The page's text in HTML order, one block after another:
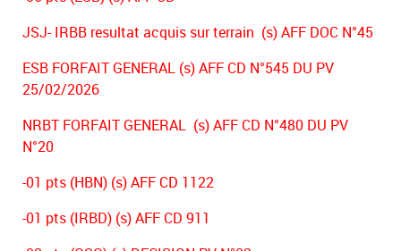
JSJ- IRBB resultat acquis sur terrain (s) AFF DOC N°45
ESB FORFAIT GENERAL (s) AFF CD N°545 DU PV
25/02/2026
NRBT FORFAIT GENERAL (s) AFF CD N°480 DU PV
N°20
-01 pts (HBN) (s) AFF CD 1122
-01 pts (IRBD) (s) AFF CD 911